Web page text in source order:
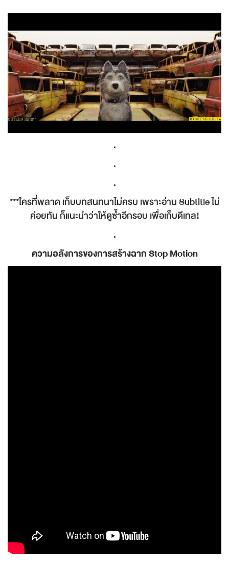
.
.
.
***ใครที่พลาด เก็บบทสนทนาไม่ครบ เพราะอ่าน Subtitle ไม่
ค่อยทัน ก็แนะนำว่าให้ดูซ้ำอีกรอบ เพื่อเก็บดีเทล!
.
ความอลังการของการสร้างฉาก Stop Motion